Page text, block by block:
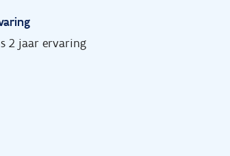
2 jaar ervaring